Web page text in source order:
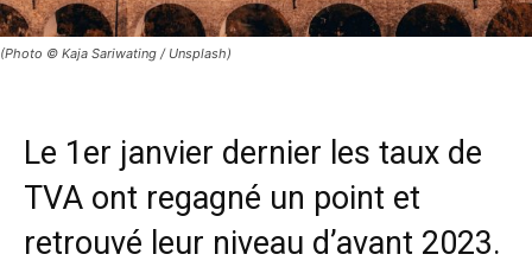
(Photo © Kaja Sariwating / Unsplash)
Le 1er janvier dernier les taux de
TVA ont regagné un point et
retrouvé leur niveau d’avant 2023.